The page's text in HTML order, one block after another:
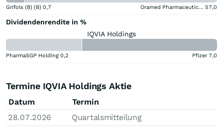
Grifols (B) (B) 0,7 Oramed Pharmaceuticals 57,0
Dividendenrendite in %
IQVIA Holdings
PharmaSGP Holding 0,2 Pfizer 7,0
Termine IQVIA Holdings Aktie
Datum
Termin
28.07.2026
Quartalsmitteilung